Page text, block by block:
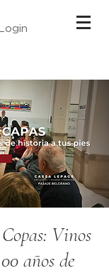
Login
Vinos
años de